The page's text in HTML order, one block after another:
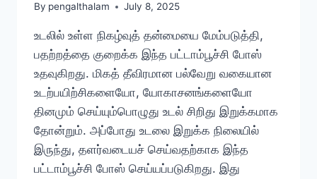
By pengalthalam July 8, 2025
உடலில் உள்ள நிகழ்வுத் தன்மையை மேம்படுத்தி,
பதற்றத்தை குறைக்க இந்த பட்டாம்பூச்சி போஸ்
உதவுகிறது. மிகத் தீவிரமான பல்வேறு வகையான
உடற்பயிற்சிகளையோ, யோகாசனங்களையோ
தினமும் செய்யும்பொழுது உடல் சிறிது இறுக்கமாக
தோன்றும். அப்போது உடலை இறுக்க நிலையில்
இருந்து, தளர்வடையச் செய்வதற்காக இந்த
பட்டாம்பூச்சி போஸ் செய்யப்படுகிறது. இது